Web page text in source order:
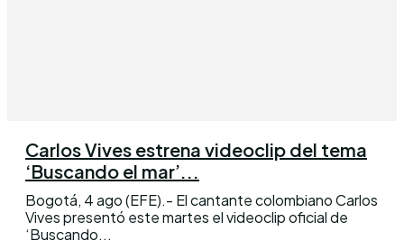
Carlos Vives estrena videoclip del tema
‘Buscando el mar’...
Bogotá, 4 ago (EFE).- El cantante colombiano Carlos
Vives presentó este martes el videoclip oficial de
‘Buscando...